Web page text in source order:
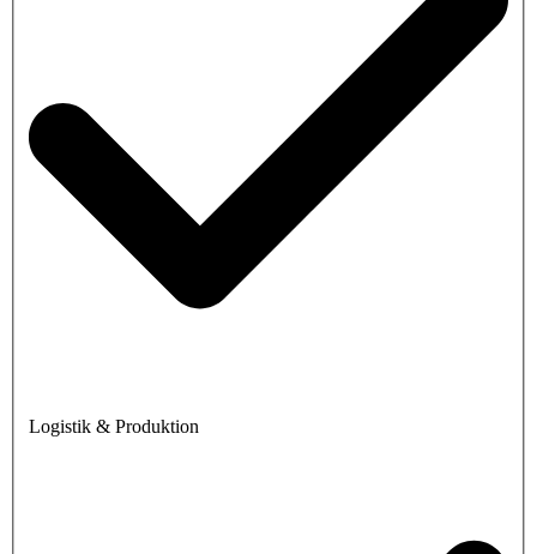
Logistik & Produktion